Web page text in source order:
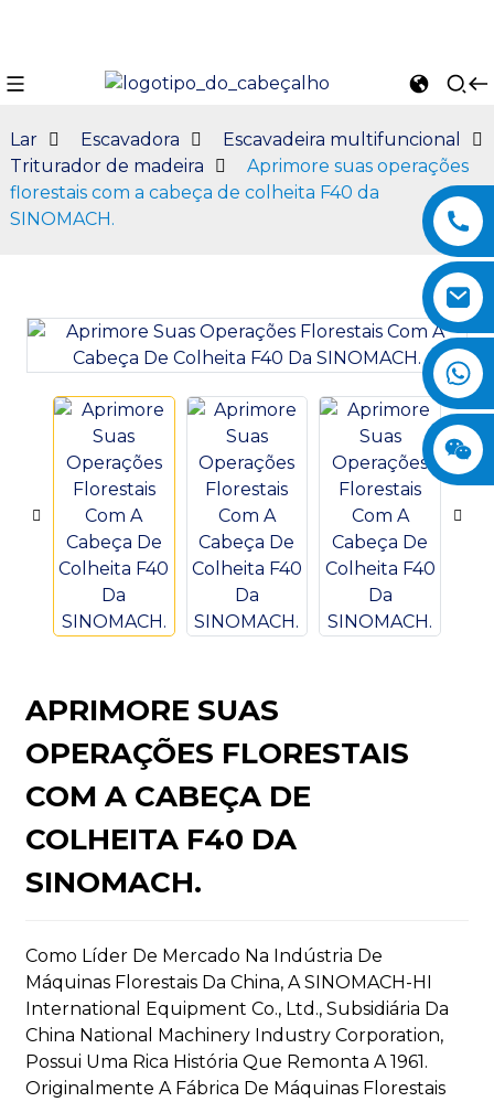
Lar Escavadora
Escavadeira multifuncional
Triturador de madeira
Aprimore suas operações
florestais com a cabeça de colheita F40 da
SINOMACH.
APRIMORE SUAS
OPERAÇÕES FLORESTAIS
COM A CABEÇA DE
COLHEITA F40 DA
SINOMACH.
Como Líder De Mercado Na Indústria De
Máquinas Florestais Da China, A SINOMACH-HI
International Equipment Co., Ltd., Subsidiária Da
China National Machinery Industry Corporation,
Possui Uma Rica História Que Remonta A 1961.
Originalmente A Fábrica De Máquinas Florestais